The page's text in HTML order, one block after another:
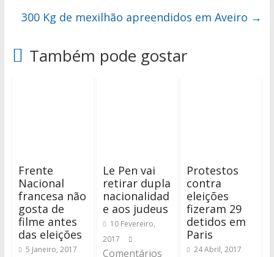
300 Kg de mexilhão apreendidos em Aveiro →
Também pode gostar
Frente
Nacional
francesa não
gosta de
filme antes
das eleições
5 Janeiro, 2017
Le Pen vai
retirar dupla
nacionalidad
e aos judeus
10 Fevereiro,
2017
Comentários
Protestos
contra
eleições
fizeram 29
detidos em
Paris
24 Abril, 2017